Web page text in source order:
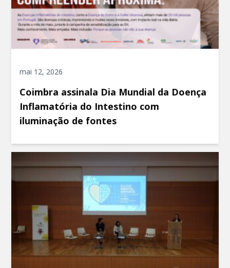
mai 12, 2026
Coimbra assinala Dia Mundial da Doença
Inflamatória do Intestino com
iluminação de fontes